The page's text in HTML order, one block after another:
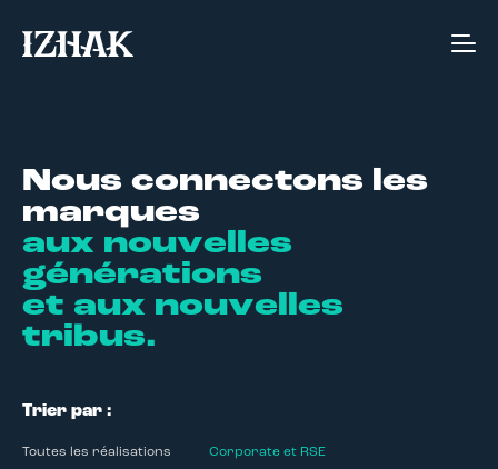
Agence de communication interactive à
Nous connectons les
marques
aux nouvelles
générations
et aux nouvelles
tribus.
Trier par :
Toutes les réalisations Corporate et RSE